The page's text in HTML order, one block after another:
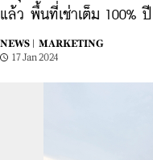
แล้ว พื้นที่เช่าเต็ม 100%
NEWS |
MARKETING
17 Jan 2024